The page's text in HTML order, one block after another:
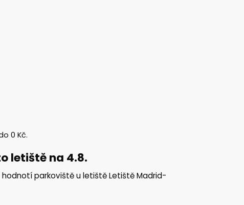
0 Kč.
letiště na 4.8.
hodnotí parkoviště u letiště Letiště Madrid-